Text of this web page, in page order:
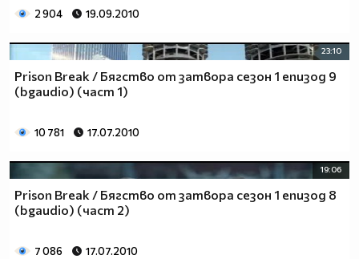
2 904 19.09.2010
23:10
Prison Break / Бягство от затвора сезон 1 епизод 9
(bgaudio) (част 1)
10 781 17.07.2010
19:06
Prison Break / Бягство от затвора сезон 1 епизод 8
(bgaudio) (част 2)
7 086 17.07.2010